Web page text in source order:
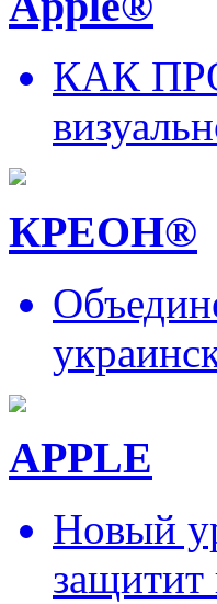
КАК
КРЕОН®
APPLE
Новый